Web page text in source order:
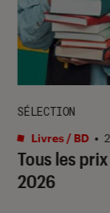
Tous les
2026
SÉLECTION
Livres / BD •